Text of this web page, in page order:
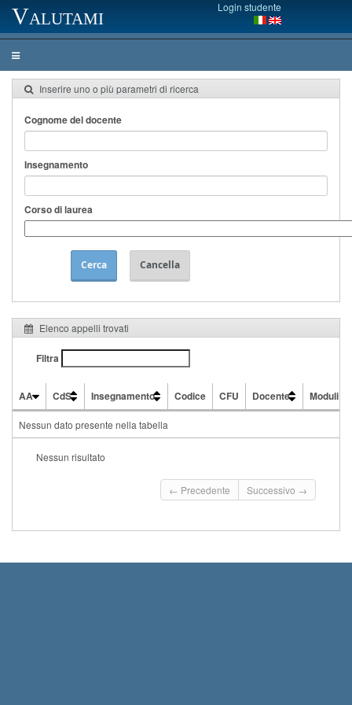
Valutami Login studente
Inserire uno o più parametri di ricerca
Cognome del docente
Insegnamento
Corso di laurea
Cerca Cancella
Elenco appelli trovati
Filtra
AA CdS Insegnamento Codice CFU Docente
Moduli
Nessun dato presente nella tabella
Nessun risultato
← Precedente Successivo →